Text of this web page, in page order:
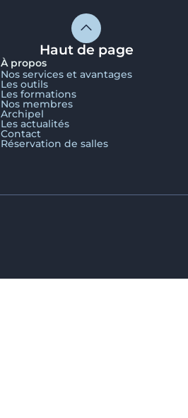
Haut de page
À propos
Nos services et avantages
Les outils
Les formations
Nos membres
Archipel
Les actualités
Contact
Réservation de salles